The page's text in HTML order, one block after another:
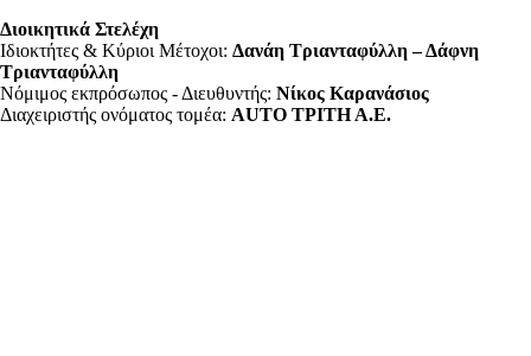
Διοικητικά Στελέχη
Ιδιοκτήτες & Κύριοι Μέτοχοι: Δανάη Τριανταφύλλη – Δάφνη
Τριανταφύλλη
Νόμιμος εκπρόσωπος - Διευθυντής: Νίκος Καρανάσιος
Διαχειριστής ονόματος τομέα: ΑUTO ΤΡΙΤΗ Α.Ε.